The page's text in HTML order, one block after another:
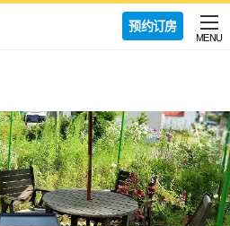
预约订房
MENU